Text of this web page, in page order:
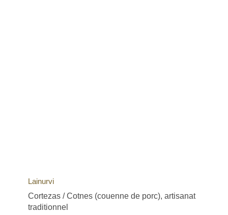
Lainurvi
Cortezas / Cotnes (couenne de porc), artisanat
traditionnel